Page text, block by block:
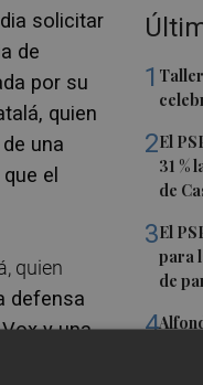
1
2El
31 %
de
3El
para
de
4
por
solicitar
de
por su
quien
una
el
quien
defensa
y una